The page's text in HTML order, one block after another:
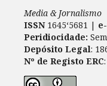
Media & Jornalismo
ISSN 1645‘5681 |
Peridiocidade:
Depósito Legal:
Nº de Registo ERC